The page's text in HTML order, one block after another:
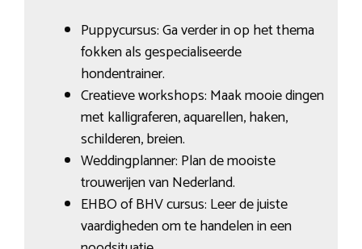
Puppycursus: Ga verder in op het thema
fokken als gespecialiseerde
hondentrainer.
Creatieve workshops: Maak mooie dingen
met kalligraferen, aquarellen, haken,
schilderen, breien.
Weddingplanner: Plan de mooiste
trouwerijen van Nederland.
EHBO of BHV cursus: Leer de juiste
vaardigheden om te handelen in een